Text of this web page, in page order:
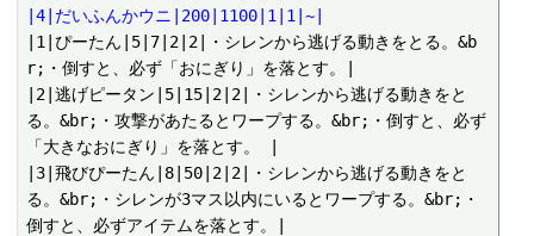
|4|だいふんかウニ|200|1100|1|1|~|
|1|ぴーたん|5|7|2|2|・シレンから逃げる動きをとる。&b
r;・倒すと、必ず「おにぎり」を落とす。|
|2|逃げピータン|5|15|2|2|・シレンから逃げる動きをと
る。&br;・攻撃があたるとワープする。&br;・倒すと、必ず
「大きなおにぎり」を落とす。 |
|3|飛びぴーたん|8|50|2|2|・シレンから逃げる動きをと
る。&br;・シレンが3マス以内にいるとワープする。&br;・
倒すと、必ずアイテムを落とす。|